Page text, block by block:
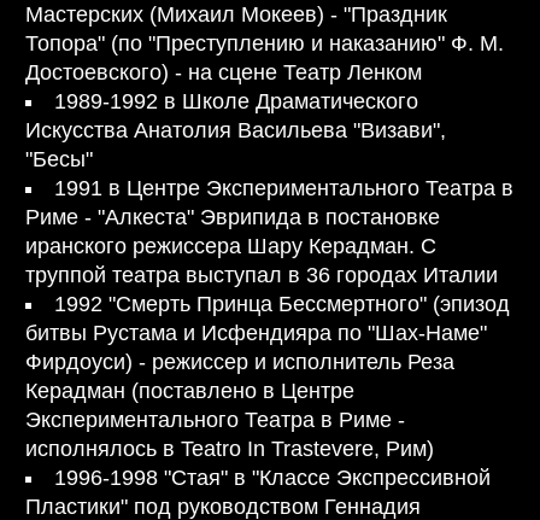
Мастерских (Михаил Мокеев) - "Праздник
Топора" (по "Преступлению и наказанию" Ф. М.
Достоевского) - на сцене Театр Ленком
1989-1992 в Школе Драматического
Искусства Анатолия Васильева "Визави",
"Бесы"
1991 в Центре Экспериментального Театра в
Риме - "Алкеста" Эврипида в постановке
иранского режиссера Шару Керадман. С
труппой театра выступал в 36 городах Италии
1992 "Смерть Принца Бессмертного" (эпизод
битвы Рустама и Исфендияра по "Шах-Наме"
Фирдоуси) - режиссер и исполнитель Реза
Керадман (поставлено в Центре
Экспериментального Театра в Риме -
исполнялось в Teatro In Trastevere, Рим)
1996-1998 "Стая" в "Классе Экспрессивной
Пластики" под руководством Геннадия